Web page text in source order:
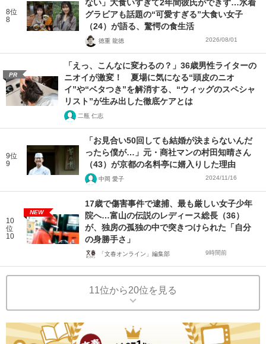
8位
8
ない」大食いすぎて2年間彼氏ができず…水着
グラビアも話題の“可愛すぎる”大食い女子
（24）が語る、驚愕の食生活
徳重 龍徳 2026/08/01
PR
「えっ、こんなに変わるの？」36歳男性ライターの
ニオイが激変！ 夏場に気になる“頭皮のニオ
イ”や“ベタつき”を解消する、“ウィッグのスペシャ
リスト”が生み出した徹底ケアとは
二瓶 仁志
9位
9
「お見合い50回しても結婚が決まらないんだ
ったら僕が…」元・商社マンの村田知晴さん
（43）が京都の名料亭に婿入りした理由
中岡 愛子 2024/11/16
10
位
10
NEW
17歳で傷害事件で逮捕、最も厳しい女子少年
院へ…富山の伝説のレディース総長（36）
が、独房の孤独の中で突きつけられた「自分
の身勝手さ」
「文春オンライン」編集部 9時間前
11位から20位を見る